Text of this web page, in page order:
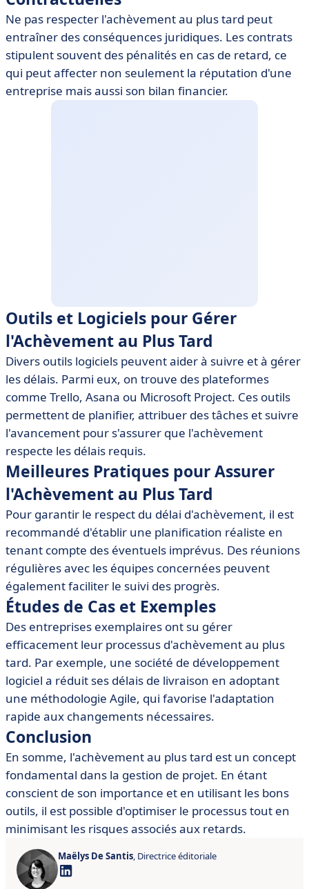
Ne pas respecter l'achèvement au plus tard peut
entraîner des conséquences juridiques. Les contrats
stipulent souvent des pénalités en cas de retard, ce
qui peut affecter non seulement la réputation d'une
entreprise mais aussi son bilan financier.
Outils et Logiciels pour Gérer
l'Achèvement au Plus Tard
Divers outils logiciels peuvent aider à suivre et à gérer
les délais. Parmi eux, on trouve des plateformes
comme Trello, Asana ou Microsoft Project. Ces outils
permettent de planifier, attribuer des tâches et suivre
l'avancement pour s'assurer que l'achèvement
respecte les délais requis.
Meilleures Pratiques pour Assurer
l'Achèvement au Plus Tard
Pour garantir le respect du délai d'achèvement, il est
recommandé d'établir une planification réaliste en
tenant compte des éventuels imprévus. Des réunions
régulières avec les équipes concernées peuvent
également faciliter le suivi des progrès.
Études de Cas et Exemples
Des entreprises exemplaires ont su gérer
efficacement leur processus d'achèvement au plus
tard. Par exemple, une société de développement
logiciel a réduit ses délais de livraison en adoptant
une méthodologie Agile, qui favorise l'adaptation
rapide aux changements nécessaires.
Conclusion
En somme, l'achèvement au plus tard est un concept
fondamental dans la gestion de projet. En étant
conscient de son importance et en utilisant les bons
outils, il est possible d'optimiser le processus tout en
minimisant les risques associés aux retards.
Maëlys De Santis, Directrice éditoriale